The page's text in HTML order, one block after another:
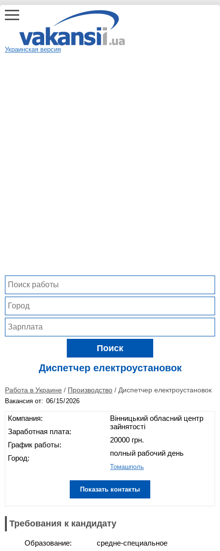
Украинская версия
Поиск
Диспетчер електроустановок
Работа в Украине / Производство / Диспетчер електроустановок
Вакансия от:
Компания:
Заработная плата:
График работы:
Город:
Вінницький обласний центр
зайнятості
20000 грн.
полный рабочий день
Томашполь
Показать контакты
Требования к кандидату
Образование:
средне-специальное